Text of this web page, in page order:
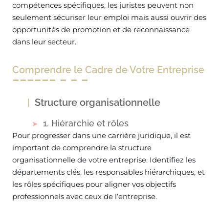
compétences spécifiques, les juristes peuvent non
seulement sécuriser leur emploi mais aussi ouvrir des
opportunités de promotion et de reconnaissance
dans leur secteur.
Comprendre le Cadre de Votre Entreprise
Structure organisationnelle
1. Hiérarchie et rôles
Pour progresser dans une carrière juridique, il est
important de comprendre la structure
organisationnelle de votre entreprise. Identifiez les
départements clés, les responsables hiérarchiques, et
les rôles spécifiques pour aligner vos objectifs
professionnels avec ceux de l’entreprise.